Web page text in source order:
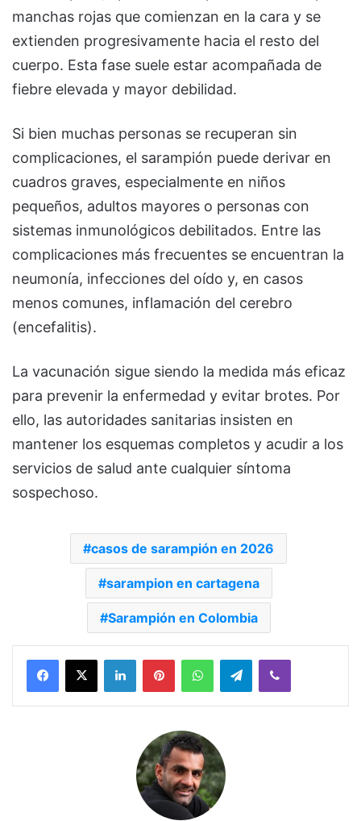
manchas rojas que comienzan en la cara y se
extienden progresivamente hacia el resto del
cuerpo. Esta fase suele estar acompañada de
fiebre elevada y mayor debilidad.
Si bien muchas personas se recuperan sin
complicaciones, el sarampión puede derivar en
cuadros graves, especialmente en niños
pequeños, adultos mayores o personas con
sistemas inmunológicos debilitados. Entre las
complicaciones más frecuentes se encuentran la
neumonía, infecciones del oído y, en casos
menos comunes, inflamación del cerebro
(encefalitis).
La vacunación sigue siendo la medida más eficaz
para prevenir la enfermedad y evitar brotes. Por
ello, las autoridades sanitarias insisten en
mantener los esquemas completos y acudir a los
servicios de salud ante cualquier síntoma
sospechoso.
casos de sarampión en 2026
sarampion en cartagena
Sarampión en Colombia
Facebook
X LinkedInPinterestWhatsAppTelegramViber